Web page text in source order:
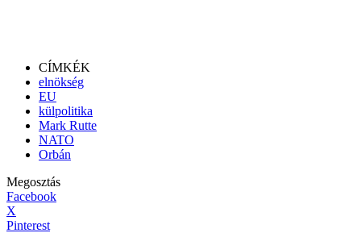
CÍMKÉK
elnökség
EU
külpolitika
Mark Rutte
NATO
Orbán
Megosztás
Facebook
X
Pinterest